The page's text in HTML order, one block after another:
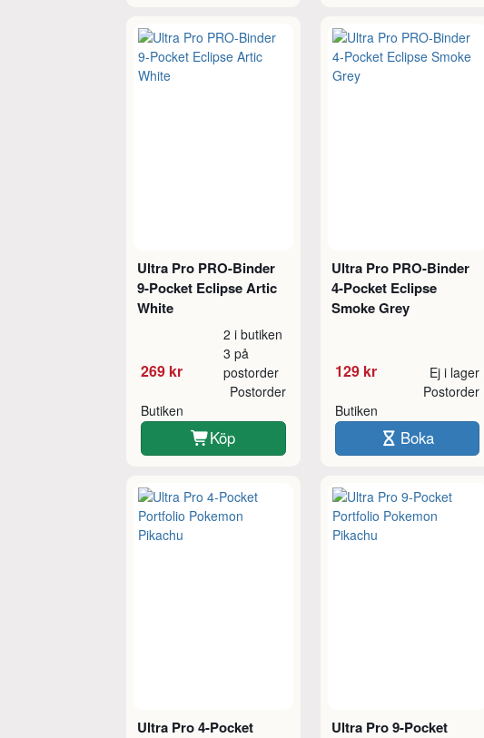
Ultra Pro PRO-Binder
9-Pocket Eclipse Artic
White
269 kr
2 i butiken
3 på
postorder
Butiken
Postorder
Köp
Ultra Pro PRO-Binder
4-Pocket Eclipse
Smoke Grey
129 kr Ej i lager
Butiken
Postorder
Boka
Ultra Pro 4-Pocket
Ultra Pro 9-Pocket